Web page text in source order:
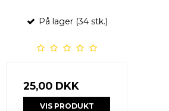
På lager (34 stk.)
25,00 DKK
VIS PRODUKT